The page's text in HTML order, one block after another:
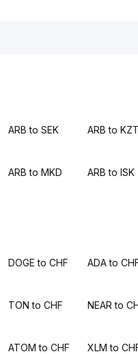
ARB to SEK ARB to KZT
ARB to MKD ARB to ISK
DOGE to CHF ADA to
TON to CHF NEAR to
ATOM to CHF XLM to